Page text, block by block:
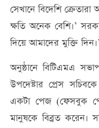
সেখানে বিদেশি
ক্ষতি অনেক বেশি।’
দিয়ে আমাদের মুক্তি
অনুষ্ঠানে বিটিএমএ
উপদেষ্টার প্রেস
একটা পেজ (ফেসবুক
মানুষকে বিব্রত করেন।